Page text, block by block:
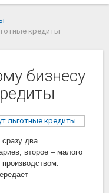
кредиты
бизнесу
два
второе – малого